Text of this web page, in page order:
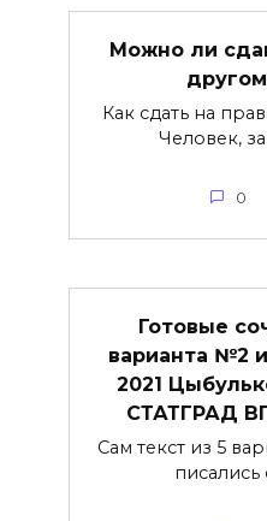
Можно ли
Как сдать на
Человек,
0
Готовые
варианта №2
2021
СТАТГРАД
Сам текст из 5
писались